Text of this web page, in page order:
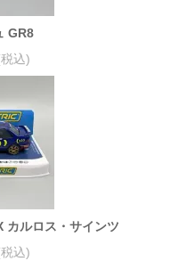
GR8
込)
カルロス・サインツ
込)